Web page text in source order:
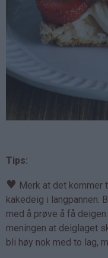
Tips:
♥ Merk at det kommer
kakedeig i langpannen.
med å prøve å få
meningen at deiglaget
bli høy nok med to lag,